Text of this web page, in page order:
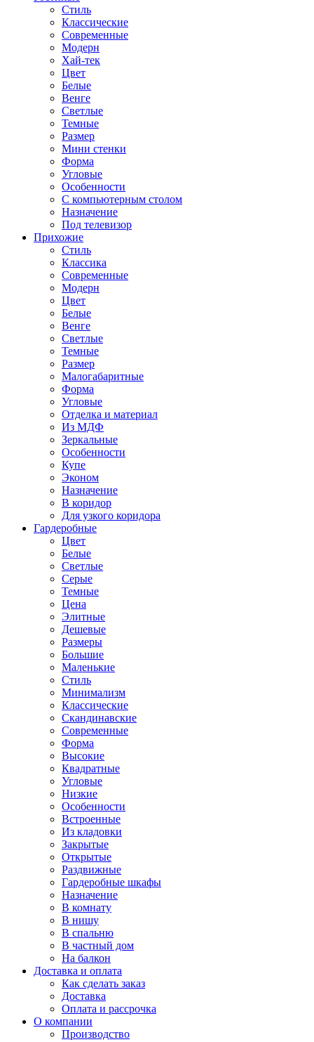
Стиль
Классические
Современные
Модерн
Хай-тек
Цвет
Белые
Венге
Светлые
Темные
Размер
Мини стенки
Форма
Угловые
Особенности
С компьютерным столом
Назначение
Под телевизор
Прихожие
Стиль
Классика
Современные
Модерн
Цвет
Белые
Венге
Светлые
Темные
Размер
Малогабаритные
Форма
Угловые
Отделка и материал
Из МДФ
Зеркальные
Особенности
Купе
Эконом
Назначение
В коридор
Для узкого коридора
Гардеробные
Цвет
Белые
Светлые
Серые
Темные
Цена
Элитные
Дешевые
Размеры
Большие
Маленькие
Стиль
Минимализм
Классические
Скандинавские
Современные
Форма
Высокие
Квадратные
Угловые
Низкие
Особенности
Встроенные
Из кладовки
Закрытые
Открытые
Раздвижные
Гардеробные шкафы
Назначение
В комнату
В нишу
В спальню
В частный дом
На балкон
Доставка и оплата
Как сделать заказ
Доставка
Оплата и рассрочка
О компании
Производство